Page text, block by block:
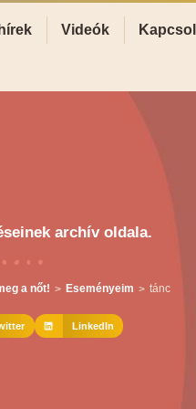
Videók
archív oldala.
a nőt! > Eseményeim > tánc
LinkedIn